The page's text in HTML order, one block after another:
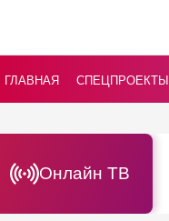
ГЛАВНАЯ СПЕЦПРОЕКТЫ
Онлайн ТВ